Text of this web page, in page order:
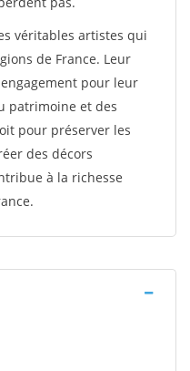
véritables artistes qui
de France. Leur
pour leur
patrimoine et des
pour préserver les
des décors
à la richesse